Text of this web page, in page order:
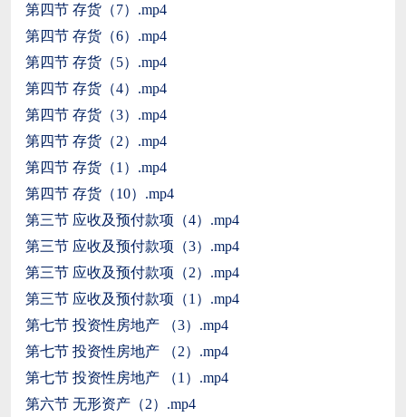
第四节 存货（7）.mp4
第四节 存货（6）.mp4
第四节 存货（5）.mp4
第四节 存货（4）.mp4
第四节 存货（3）.mp4
第四节 存货（2）.mp4
第四节 存货（1）.mp4
第四节 存货（10）.mp4
第三节 应收及预付款项（4）.mp4
第三节 应收及预付款项（3）.mp4
第三节 应收及预付款项（2）.mp4
第三节 应收及预付款项（1）.mp4
第七节 投资性房地产 （3）.mp4
第七节 投资性房地产 （2）.mp4
第七节 投资性房地产 （1）.mp4
第六节 无形资产（2）.mp4